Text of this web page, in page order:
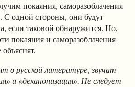
покаяния, саморазоблачения
С одной стороны, они будут
если таковой обнаружится. Но,
покаяния и саморазоблачения
о русской литературе, звучат
и «деканонизация». Не следует